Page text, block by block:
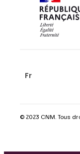
Fr
© 2023 CNM. Tous